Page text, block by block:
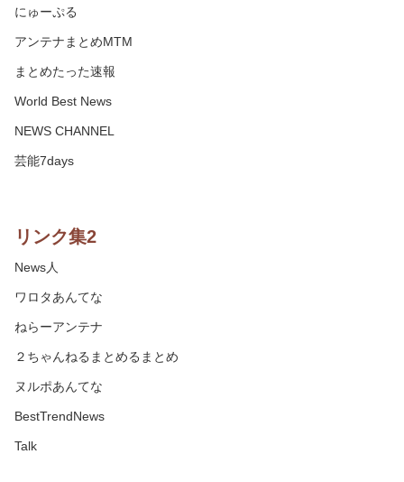
にゅーぷる
アンテナまとめMTM
まとめたった速報
World Best News
NEWS CHANNEL
芸能7days
リンク集2
News人
ワロタあんてな
ねらーアンテナ
２ちゃんねるまとめるまとめ
ヌルポあんてな
BestTrendNews
Talk